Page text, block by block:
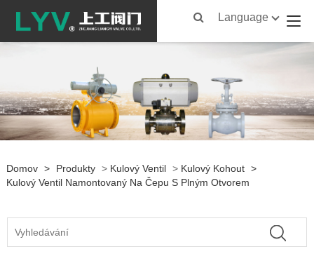
Language
Domov > Produkty > Kulový Ventil > Kulový Kohout >
Kulový Ventil Namontovaný Na Čepu S Plným Otvorem